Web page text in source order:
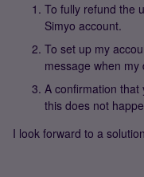
To fully refund the
Simyo account.
To set up my
message when
A confirmation that
this does not
I look forward to a